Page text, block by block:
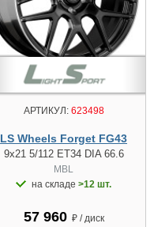
АРТИКУЛ:623498
LS Wheels Forget FG43
9x21 5/112 ET34 DIA 66.6
MBL
на складе >12 шт.
57 960 ₽ / диск